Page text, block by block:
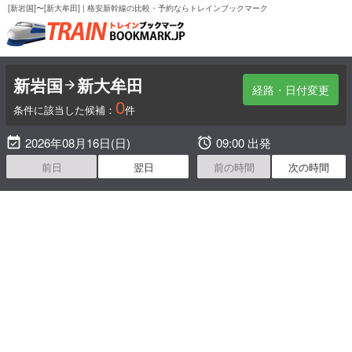
[新岩国]〜[新大牟田] | 格安新幹線の比較・予約ならトレインブックマーク
経路・日付変更
新岩国  新大牟田
条件に該当した候補： 0件
 2026年08月16日(日)
前日 翌日
 09:00 出発
前の時間 次の時間